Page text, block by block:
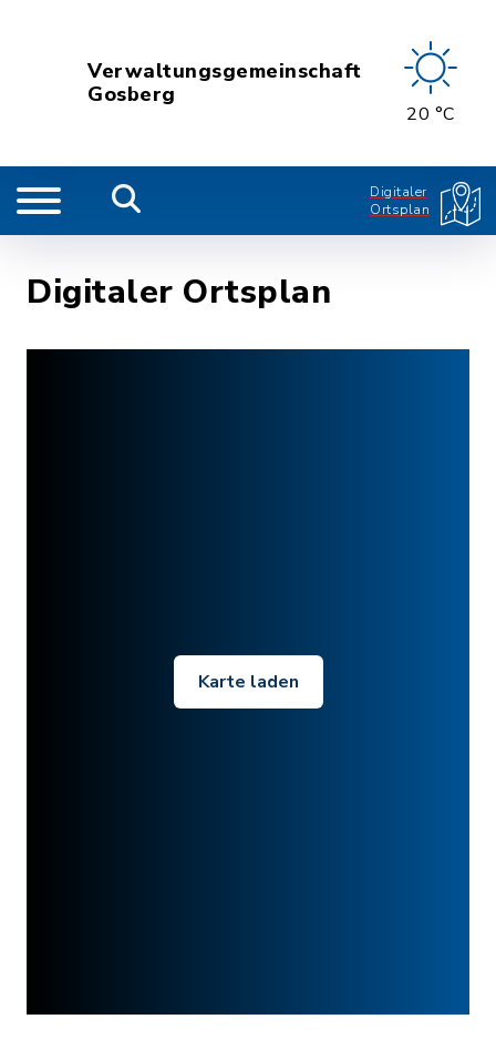
Verwaltungsgemeinschaft
Gosberg
20 °C
Digitaler
Ortsplan
Digitaler Ortsplan
Karte laden